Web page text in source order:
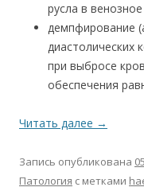
русла в
демпфирование
диастолических
при выбросе
обеспечения
Читать далее →
Запись опубликована
Патология с метками